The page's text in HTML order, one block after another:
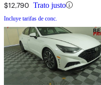
$12,790 Trato justo
Incluye tarifas de conc.